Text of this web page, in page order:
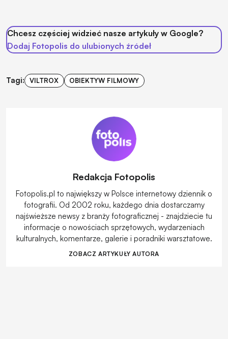
Chcesz częściej widzieć nasze artykuły w Google?
Dodaj Fotopolis do ulubionych źródeł
Tagi: VILTROX OBIEKTYW FILMOWY
Redakcja Fotopolis
Fotopolis.pl to największy w Polsce internetowy dziennik o
fotografii. Od 2002 roku, każdego dnia dostarczamy
najświeższe newsy z branży fotograficznej - znajdziecie tu
informacje o nowościach sprzętowych, wydarzeniach
kulturalnych, komentarze, galerie i poradniki warsztatowe.
ZOBACZ ARTYKUŁY AUTORA